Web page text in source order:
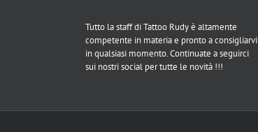
Tutto la staff di Tattoo Rudy è altamente
competente in materia e pronto a consigliarvi
in qualsiasi momento. Continuate a seguirci
sui nostri social per tutte le novità !!!